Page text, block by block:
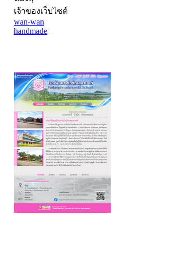
เจ้าของเว็บไซต์
wan-wan
handmade